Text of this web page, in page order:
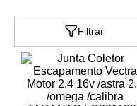
Filtrar